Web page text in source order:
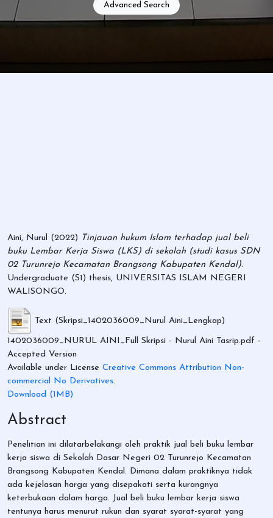
Advanced Search
Aini, Nurul (2022) Tinjauan hukum Islam terhadap jual beli
buku Lembar Kerja Siswa (LKS) di sekolah (studi kasus SDN
02 Turunrejo Kecamatan Brangsong Kabupaten Kendal).
Undergraduate (S1) thesis, UNIVERSITAS ISLAM NEGERI
WALISONGO.
Text (Skripsi_1402036009_Nurul Aini_Lengkap)
1402036009_NURUL AINI_Full Skripsi - Nurul Aini Tasrip.pdf -
Accepted Version
Available under License Creative Commons Attribution Non-
commercial No Derivatives.
Download (1MB)
Abstract
Penelitian ini dilatarbelakangi oleh praktik jual beli buku lembar
kerja siswa di Sekolah Dasar Negeri 02 Turunrejo Kecamatan
Brangsong Kabupaten Kendal. Dimana dalam praktiknya tidak
ada kejelasan harga yang disepakati serta kurangnya
keterbukaan dalam harga. Jual beli buku lembar kerja siswa
tentunya harus menurut rukun dan syarat syarat-syarat yang